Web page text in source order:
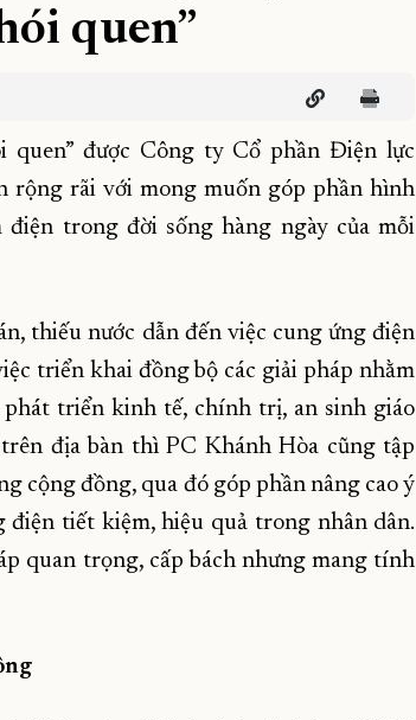
quen”
được Công ty Cổ phần Điện lực
rộng rãi với mong muốn góp phần hình
trong đời sống hàng ngày của mỗi
thiếu nước dẫn đến việc cung ứng điện
triển khai đồng bộ các giải pháp nhằm
triển kinh tế, chính trị, an sinh giáo
địa bàn thì PC Khánh Hòa cũng tập
cộng đồng, qua đó góp phần nâng cao ý
tiết kiệm, hiệu quả trong nhân dân.
quan trọng, cấp bách nhưng mang tính